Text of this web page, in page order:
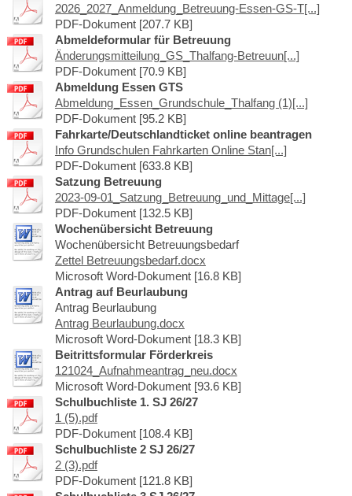
2026_2027_Anmeldung_Betreuung-Essen-GS-T[...]
PDF-Dokument [207.7 KB]
Abmeldeformular für Betreuung
Änderungsmitteilung_GS_Thalfang-Betreuun[...]
PDF-Dokument [70.9 KB]
Abmeldung Essen GTS
Abmeldung_Essen_Grundschule_Thalfang (1)[...]
PDF-Dokument [95.2 KB]
Fahrkarte/Deutschlandticket online beantragen
Info Grundschulen Fahrkarten Online Stan[...]
PDF-Dokument [633.8 KB]
Satzung Betreuung
2023-09-01_Satzung_Betreuung_und_Mittage[...]
PDF-Dokument [132.5 KB]
Wochenübersicht Betreuung
Wochenübersicht Betreuungsbedarf
Zettel Betreuungsbedarf.docx
Microsoft Word-Dokument [16.8 KB]
Antrag auf Beurlaubung
Antrag Beurlaubung
Antrag Beurlaubung.docx
Microsoft Word-Dokument [18.3 KB]
Beitrittsformular Förderkreis
121024_Aufnahmeantrag_neu.docx
Microsoft Word-Dokument [93.6 KB]
Schulbuchliste 1. SJ 26/27
1 (5).pdf
PDF-Dokument [108.4 KB]
Schulbuchliste 2 SJ 26/27
2 (3).pdf
PDF-Dokument [121.8 KB]